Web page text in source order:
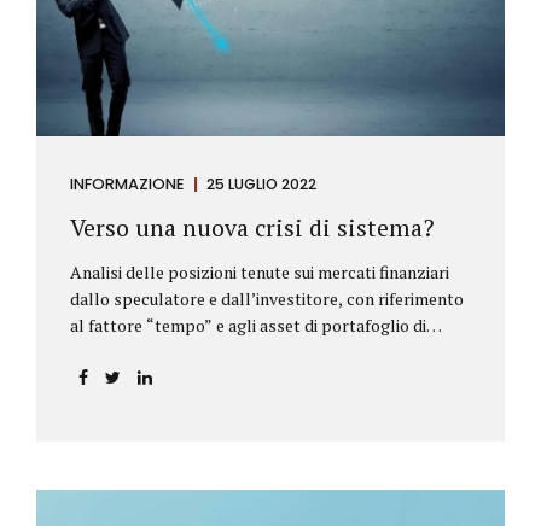
INFORMAZIONE 25 LUGLIO 2022
Verso una nuova crisi di sistema?
Analisi delle posizioni tenute sui mercati finanziari
dallo speculatore e dall’investitore, con riferimento
al fattore “tempo” e agli asset di portafoglio di
l’investitore Nelle definizioni di Wikipedia si legge:
Investitore: è colui che decide di investire il proprio